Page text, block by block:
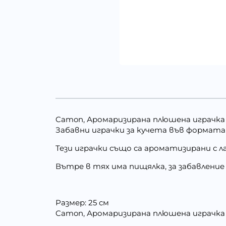
Camon, Аромаризирана плюшена играчка
Забавни играчки за кучета във
Тези играчки също са ароматизирани с
Вътре в тях има пищялка, за
Размер: 25 см
Camon, Аромаризирана плюшена играчка